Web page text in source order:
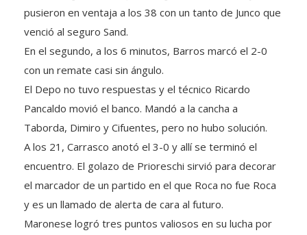
pusieron en ventaja a los 38 con un tanto de Junco que
venció al seguro Sand.
En el segundo, a los 6 minutos, Barros marcó el 2-0
con un remate casi sin ángulo.
El Depo no tuvo respuestas y el técnico Ricardo
Pancaldo movió el banco. Mandó a la cancha a
Taborda, Dimiro y Cifuentes, pero no hubo solución.
A los 21, Carrasco anotó el 3-0 y allí se terminó el
encuentro. El golazo de Prioreschi sirvió para decorar
el marcador de un partido en el que Roca no fue Roca
y es un llamado de alerta de cara al futuro.
Maronese logró tres puntos valiosos en su lucha por